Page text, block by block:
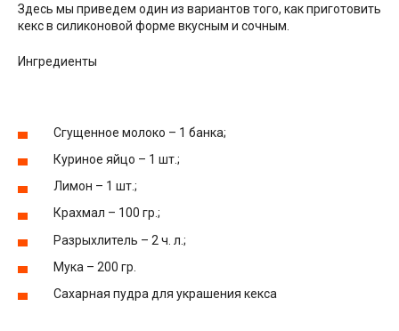
Здесь мы приведем один из вариантов того, как приготовить
кекс в силиконовой форме вкусным и сочным.
Ингредиенты
Сгущенное молоко – 1 банка;
Куриное яйцо – 1 шт.;
Лимон – 1 шт.;
Крахмал – 100 гр.;
Разрыхлитель – 2 ч. л.;
Мука – 200 гр.
Сахарная пудра для украшения кекса